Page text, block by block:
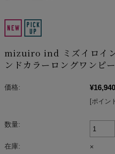
mizuiro ind ミズイロイ
ンドカラーロングワンピ
価格: ¥16,940
[ポイン
数量:
在庫: ×